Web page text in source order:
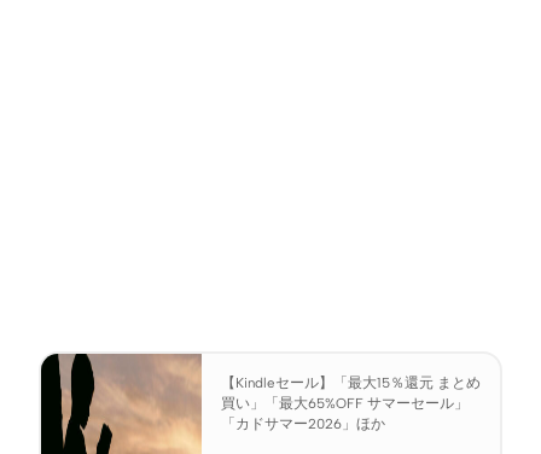
【Kindleセール】「最大15％還元 まとめ
買い」「最大65%OFF サマーセール」
「カドサマー2026」ほか